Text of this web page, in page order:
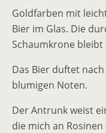
Goldfarben mit
Bier im Glas. Die
Schaumkrone
Das Bier duftet
blumigen Noten.
Der Antrunk weist
die mich an